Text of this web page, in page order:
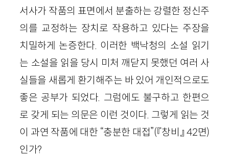
서사가 작품의 표면에서 분출하는 강렬한 정신주
의를 교정하는 장치로 작용하고 있다는 주장을
치밀하게 논증한다. 이러한 백낙청의 소설 읽기
는 소설을 읽을 당시 미처 깨닫지 못했던 여러 사
실들을 새롭게 환기해주는 바 있어 개인적으로도
좋은 공부가 되었다. 그럼에도 불구하고 한편으
로 갖게 되는 의문은 이런 것이다. 그렇게 읽는 것
이 과연 작품에 대한 “충분한 대접”(『창비』 42면)
인가?